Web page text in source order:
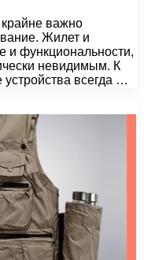
важно
Жилет и
и функциональности,
невидимым. К
всегда …